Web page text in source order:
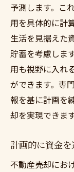
予測します。こ
用を具体的に計
生活を見据えた
貯蓄を考慮しま
用も視野に入れ
ができます。専
報を基に計画を
却を実現できます
計画的に資金
不動産売却にお